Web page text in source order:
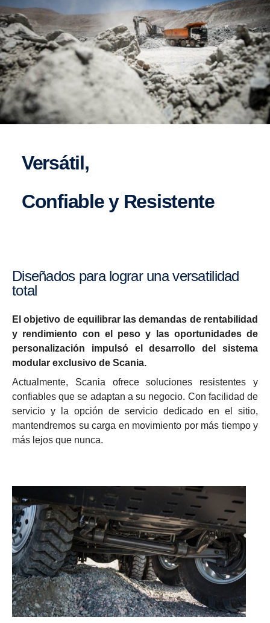
Versátil,
confiable y Resistente
Diseñados para lograr una versatilidad
total
El objetivo de equilibrar las demandas de rentabilidad
y rendimiento con el peso y las oportunidades de
personalización impulsó el desarrollo del sistema
modular exclusivo de Scania.
Actualmente, Scania ofrece soluciones resistentes y
confiables que se adaptan a su negocio. Con facilidad de
servicio y la opción de servicio dedicado en el sitio,
mantendremos su carga en movimiento por más tiempo y
más lejos que nunca.